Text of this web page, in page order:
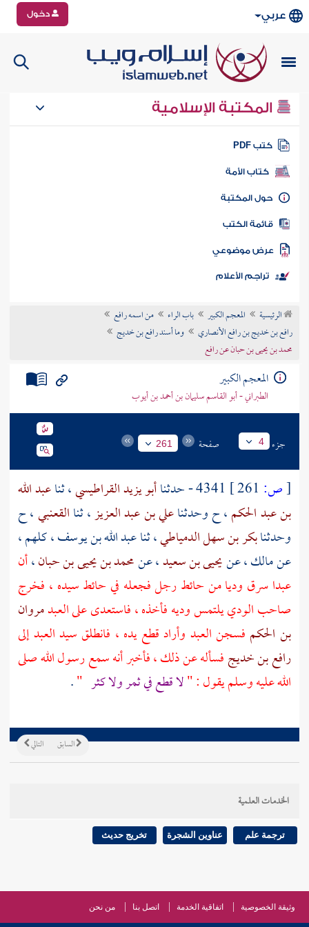
عربي دخول
المكتبة الإسلامية
كتب PDF
كتاب الأمة
المكتبة
الكتب
موضوعي
تراجم الأعلام
الرئيسية المعجم الكبير باب الراء
من اسمه رافع
رافع بن خديج بن رافع الأنصاري
وما أسند رافع بن خديج
محمد بن يحيى بن حبان عن رافع
المعجم الكبير
الطبراني - أبو القاسم سليمان بن أحمد بن أيوب
جزء 4 صفحة 261
[ص: 4341 - حدثنا أبو يزيد القراطيسي، ثناعبد الله
بن عبد الحكم، ح وحدثناعلي بن عبد العزيز، ثناالقعنبي، ح
وحدثنابكر بن سهل الدمياطي، ثناعبد الله بن يوسف، كلهم ،
عنمالك، عنيحيى بن سعيد، عنمحمد بن يحيى بن حبان،أن
عبدا سرق وديا من حائط رجل فجعله في حائط سيده ، فخرج
صاحب الودي يلتمس وديه فأخذه ، فاستعدى على العبدمروان
بن الحكم فسجن العبد وأراد قطع يده ، فانطلق سيد العبد إلى
رافع بن خديجفسأله عن ذلك ، فأخبر أنه سمع رسول الله صلى
الله عليه وسلم يقول : "لا قطع في ثمر ولا كثر "
.
التالي السابق
الخدمات العلمية
ترجمة علم عناوين الشجرة تخريج حديث
وثيقة الخصوصية اتفاقية الخدمة اتصل بنا من نحن